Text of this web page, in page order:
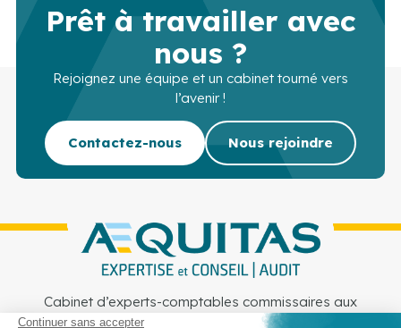
Prêt à travailler avec
nous ?
Rejoignez une équipe et un cabinet tourné vers
l’avenir !
Contactez-nous Nous rejoindre
Cabinet d’experts-comptables commissaires aux
comptes sur Lille, Lens et Douai